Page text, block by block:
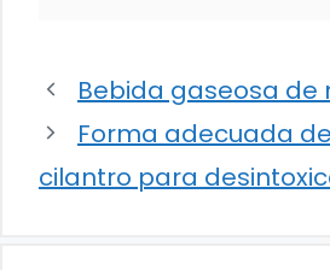
Bebida gaseosa de
Forma adecuada
cilantro para